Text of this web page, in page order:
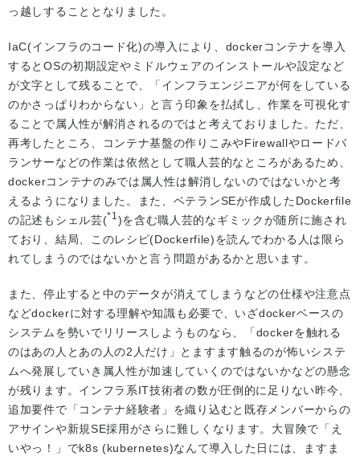
っ越しすることとなりました。
IaC(インフラのコード化)の導入により、dockerコンテナを導入
するとOSの初期設定やミドルウェアのインストールや設定など
が文字として残ることで、「インフラエンジニアが何をしている
のかさっぱりわからない」と言う印象を払拭し、作業を可視化す
ることで属人性が解消されるのではと考えておりました。ただ、
再考したところ、コンテナ基盤の作りこみやFirewallやロードバ
ランサーなどの作業は依然として職人芸的なところがあるため、
dockerコンテナのみでは属人性は解消しないのではないかと考
えるようになりました。また、ベテランSEが作成したDockerfile
の記述もシェル芸(*1)を含む職人芸的なギミックが随所に施され
ており、結局、このレシピ(Dockerfile)を読んでわかる人は限ら
れてしまうのではないかと言う問題があるかと思います。
また、停止すると中のデータが消えてしまうなどの仕様や注意点
などdockerに対する理解や知識も必要で、いざdockerベースの
システムを勢いでリリースしようものなら、「dockerを触れる
のはあの人とあの人の2人だけ」とますます触るのが怖いシステ
ムへ発展していき属人性が加速していくのではないかなどの懸念
が残ります。インフラ系IT技術者の数が圧倒的に足りない昨今、
追加要件で「コンテナ経験者」を織り込むと既存メンバーからの
アサインや新規SE採用がさらに難しくなります。大冒険で「え
いやっ！」でk8s (kubernetes)なんて導入した日には、ますま